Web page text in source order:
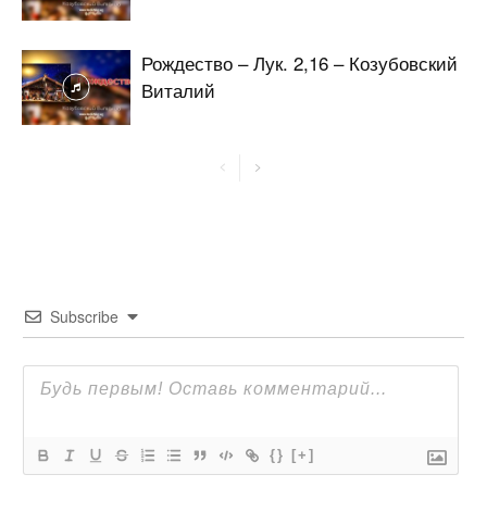
Рождество – Лук. 2,16 – Козубовский
Виталий
Subscribe
{} [+]